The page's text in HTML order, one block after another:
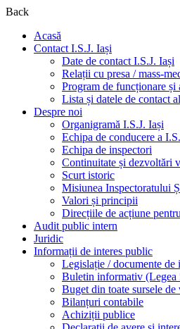
Back
Acasă
Contact I.S.J. Iași
Date de contact I.S.J. Iași
Relații cu presa / mass-
Program de funcționare și
Lista și datele de contact
Despre noi
Organigramă I.S.J. Iași
Echipa de conducere a
Echipa de inspectori
Continuitate și dezvoltări
Scurt istoric
Misiunea Inspectoratului
Valori și principii
Direcțiile de acțiune
Audit public intern
Juridic
Informații de interes public
Legislație / documente de
Buletin informativ (Legea
Buget din toate sursele de
Bilanțuri contabile
Achiziții publice